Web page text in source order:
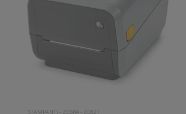
STAMPANTI - ZEBRA - ZD421